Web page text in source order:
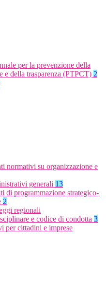
per la prevenzione della
e della trasparenza (PTPCT) 2
normativi su organizzazione e
generali 13
di programmazione strategico-
2
regionali
e codice di condotta 3
per cittadini e imprese